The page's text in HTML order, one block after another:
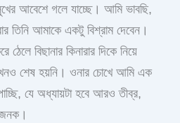
আবেশে গলে যাচ্ছে। আমি ভাবছি,
তিনি আমাকে একটু বিশ্রাম দেবেন।
বিছানার কিনারার দিকে নিয়ে
শেষ হয়নি। ওনার চোখে আমি এক
যে অধ্যায়টা হবে আরও তীব্র,